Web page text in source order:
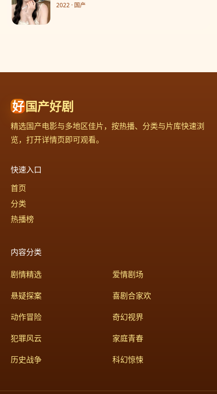
2022 · 国产
好国产好剧
精选国产电影与多地区佳片，按热播、分类与片库快速浏
览，打开详情页即可观看。
快速入口
首页
分类
热播榜
内容分类
剧情精选
爱情剧场
悬疑探案
喜剧合家欢
动作冒险
奇幻视界
犯罪风云
家庭青春
历史战争
科幻惊悚